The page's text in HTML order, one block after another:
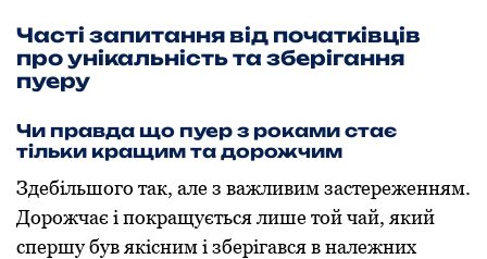
Часті запитання від початківців
про унікальність та зберігання
пуеру
Чи правда що пуер з роками стає
тільки кращим та дорожчим
Здебільшого так, але з важливим застереженням.
Дорожчає і покращується лише той чай, який
спершу був якісним і зберігався в належних